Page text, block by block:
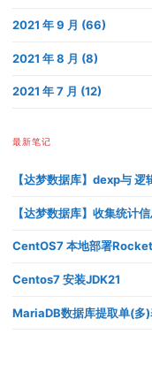
2021 年 9 月 (66)
2021 年 8 月 (8)
2021 年 7 月 (12)
最新笔记
【达梦数据库】dexp与 逻
【达梦数据库】收集统计
CentOS7 本地部署
Centos7 安装JDK21
MariaDB数据库提取单(多